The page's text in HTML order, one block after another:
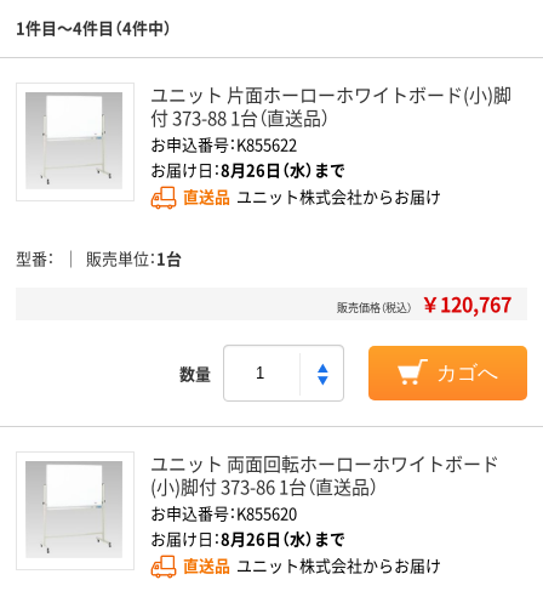
1件目～4件目（4件中）
ユニット 片面ホーローホワイトボード(小)脚
付 373-88 1台（直送品）
お申込番号：K855622
お届け日：8月26日（水）まで
直送品 ユニット株式会社からお届け
型番 販売単位 1台
販売価格（税込） ￥120,767
数量 カゴへ
ユニット 両面回転ホーローホワイトボード
(小)脚付 373-86 1台（直送品）
お申込番号：K855620
お届け日：8月26日（水）まで
直送品 ユニット株式会社からお届け